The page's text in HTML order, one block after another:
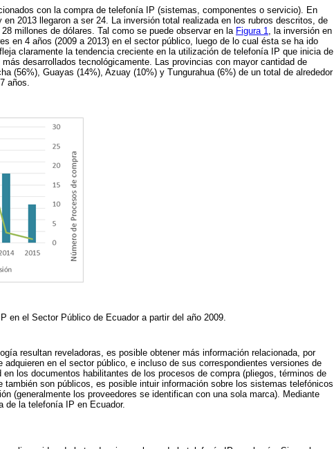
con la compra de telefonía IP (sistemas, componentes o servicio). En
2013 llegaron a ser 24. La inversión total realizada en los rubros descritos, de
millones de dólares. Tal como se puede observar en la Figura 1
, la inversión en
en 4 años (2009 a 2013) en el sector público, luego de lo cual ésta se ha ido
claramente la tendencia creciente en la utilización de telefonía IP que inicia de
desarrollados tecnológicamente. Las provincias con mayor cantidad de
(56%), Guayas (14%), Azuay (10%) y Tungurahua (6%) de un total de alrededor
años.
en el Sector Público de Ecuador a partir del año 2009.
resultan reveladoras, es posible obtener más información relacionada, por
en el sector público, e incluso de sus correspondientes versiones de
los documentos habilitantes de los procesos de compra (pliegos, términos de
son públicos, es posible intuir información sobre los sistemas telefónicos
(generalmente los proveedores se identifican con una sola marca). Mediante
de la telefonía IP en Ecuador.